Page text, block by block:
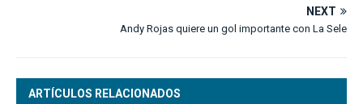
NEXT
Andy Rojas quiere un gol importante con La Sele
ARTÍCULOS RELACIONADOS